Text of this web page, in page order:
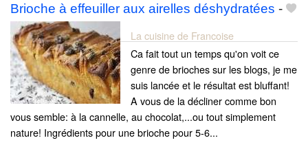
Brioche à effeuiller aux airelles déshydratées -
La cuisine de Francoise
Ca fait tout un temps qu'on voit ce
genre de brioches sur les blogs, je me
suis lancée et le résultat est bluffant!
A vous de la décliner comme bon
vous semble: à la cannelle, au chocolat,...ou tout simplement
nature! Ingrédients pour une brioche pour 5-6...